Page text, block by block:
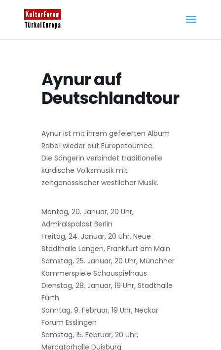
Aynur auf
Deutschlandtour
Aynur ist mit ihrem gefeierten Album
Rabe! wieder auf Europatournee.
Die Sängerin verbindet traditionelle
kurdische Volksmusik mit
zeitgenössischer westlicher Musik.
Montag, 20. Januar, 20 Uhr,
Admiralspalast Berlin
Freitag, 24. Januar, 20 Uhr, Neue
Stadthalle Langen, Frankfurt am Main
Samstag, 25. Januar, 20 Uhr, Münchner
Kammerspiele Schauspielhaus
Dienstag, 28. Januar, 19 Uhr, Stadthalle
Fürth
Sonntag, 9. Februar, 19 Uhr, Neckar
Forum Esslingen
Samstag, 15. Februar, 20 Uhr,
Mercatorhalle Duisburg